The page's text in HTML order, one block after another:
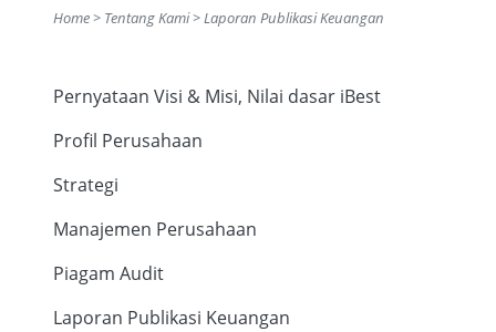
Home > Tentang Kami > Laporan Publikasi Keuangan
Pernyataan Visi & Misi, Nilai dasar iBest
Profil Perusahaan
Strategi
Manajemen Perusahaan
Piagam Audit
Laporan Publikasi Keuangan